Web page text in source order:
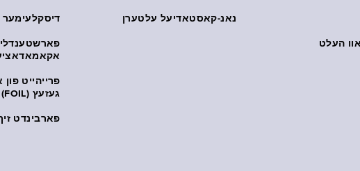
נאנ-קאסטאדיעל עלטערן דיסקלעימער
פרייהייט
געזעץ (FOIL)
פארבינדט